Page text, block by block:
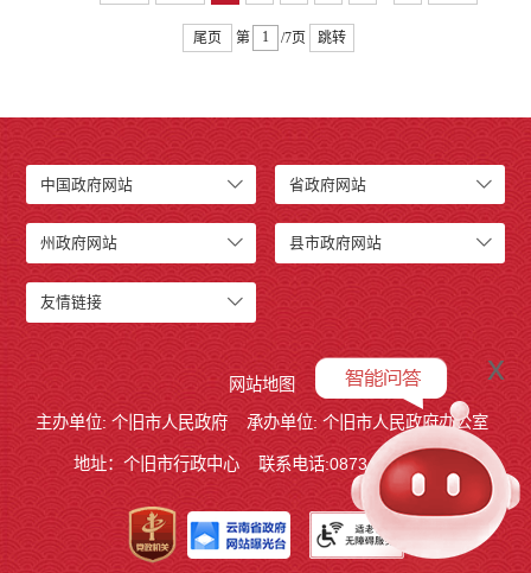
尾页 第 /7页 跳转
中国政府网站 省政府网站
州政府网站 县市政府网站
友情链接
网站地图
主办单位: 个旧市人民政府
承办单位: 个旧市人民政府办公室
地址：个旧市行政中心 联系电话:0873－2123215
x